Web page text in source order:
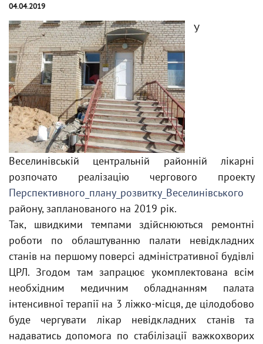
04.04.2019
У
Веселинівській центральній районній лікарні
розпочато реалізацію чергового проекту
Перспективного_плану_розвитку_Веселинівського
району, запланованого на 2019 рік.
Так, швидкими темпами здійснюються ремонтні
роботи по облаштуванню палати невідкладних
станів на першому поверсі адміністративної будівлі
ЦРЛ. Згодом там запрацює укомплектована всім
необхідним медичним обладнанням палата
інтенсивної терапії на 3 ліжко-місця, де цілодобово
буде чергувати лікар невідкладних станів та
надаватись допомога по стабілізації важкохворих